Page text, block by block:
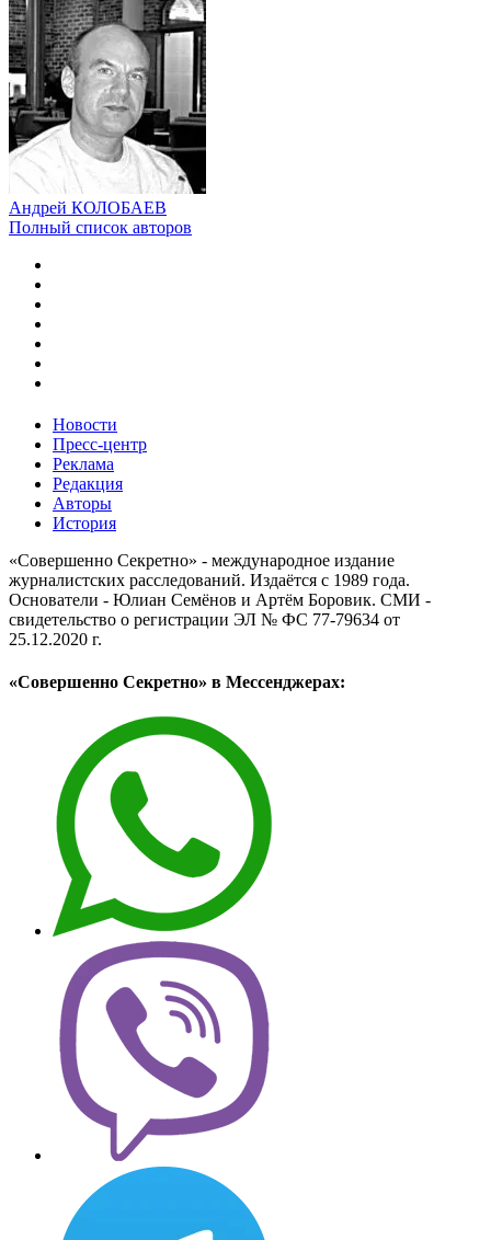
Андрей КОЛОБАЕВ
Полный список авторов
Новости
Пресс-центр
Реклама
Редакция
Авторы
История
«Совершенно Секретно» - международное издание
журналистских расследований. Издаётся с 1989 года.
Основатели - Юлиан Семёнов и Артём Боровик. CМИ -
свидетельство о регистрации ЭЛ № ФС 77-79634 от
25.12.2020 г.
«Совершенно Секретно» в Мессенджерах: